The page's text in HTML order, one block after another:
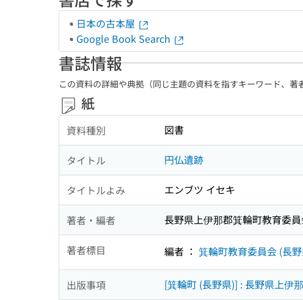
日本の古本屋
Google Book Search
書誌情報
この資料の詳細や典拠（同じ主題の資料を指すキーワード、著
紙
資料種別 図書
タイトル 円仏遺跡
タイトルよみ エンブツ イセキ
著者・編者 長野県上伊那郡箕輪町教育委
著者標目 編者 ： 箕輪町教育委員会 (長
出版事項 [箕輪町 (長野県)] : 長野県上伊